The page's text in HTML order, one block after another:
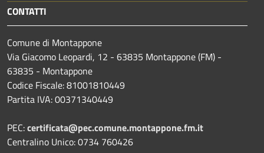
CONTATTI
Comune di Montappone
Via Giacomo Leopardi, 12 - 63835 Montappone (FM) -
63835 - Montappone
Codice Fiscale: 81001810449
Partita IVA: 00371340449
PEC:certificata@pec.comune.montappone.fm.it
Centralino Unico: 0734 760426